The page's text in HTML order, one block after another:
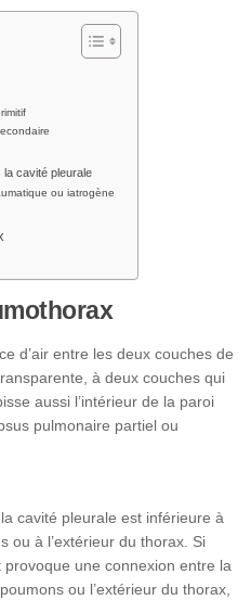
cavité pleurale
ou iatrogène
d’air entre les deux couches de
à deux couches qui
aussi l’intérieur de la paroi
pulmonaire partiel ou
cavité pleurale est inférieure à
ou à l’extérieur du thorax. Si
une connexion entre la
ou l’extérieur du thorax,